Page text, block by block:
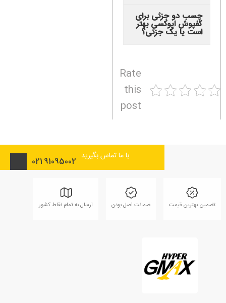
چسب دو جزئی برای
کفپوش اپوکسی بهتر
است یا یک جزئی؟
Rate
this
post
91095002
021 با ما تماس بگیرید
تضمین بهترین قیمت ضمانت اصل بودن ارسال به تمام نقاط کشور